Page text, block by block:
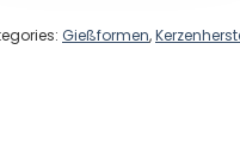
Gießformen,